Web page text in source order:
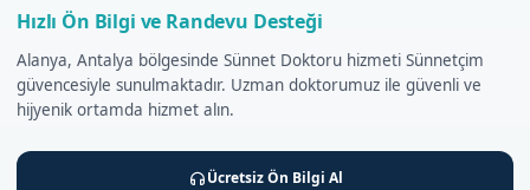
Hızlı Ön Bilgi ve Randevu Desteği
Alanya, Antalya bölgesinde Sünnet Doktoru hizmeti Sünnetçim
güvencesiyle sunulmaktadır. Uzman doktorumuz ile güvenli ve
hijyenik ortamda hizmet alın.
Ücretsiz Ön Bilgi Al